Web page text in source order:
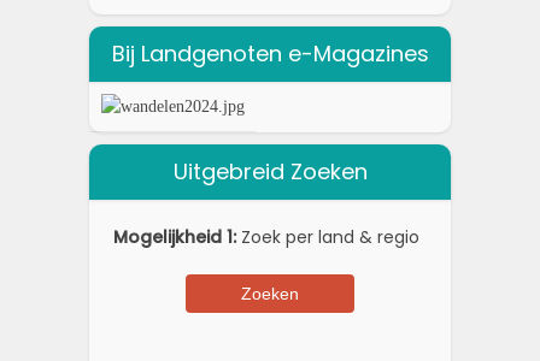
Bij Landgenoten e-Magazines
Uitgebreid Zoeken
Mogelijkheid 1:Zoek per land & regio